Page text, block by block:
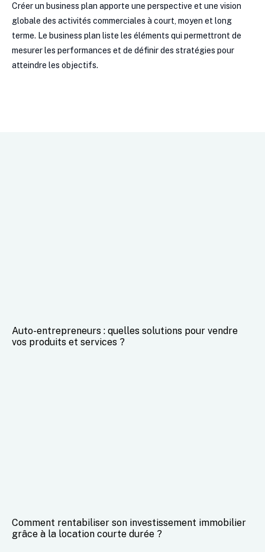
Créer un business plan apporte une perspective et une vision
globale des activités commerciales à court, moyen et long
terme. Le business plan liste les éléments qui permettront de
mesurer les performances et de définir des stratégies pour
atteindre les objectifs.
Auto-entrepreneurs : quelles solutions pour vendre
vos produits et services ?
Comment rentabiliser son investissement immobilier
grâce à la location courte durée ?